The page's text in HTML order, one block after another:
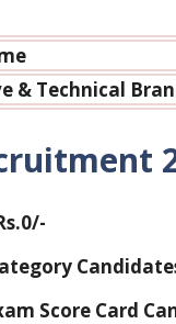
& Technical
0/-
Score Card